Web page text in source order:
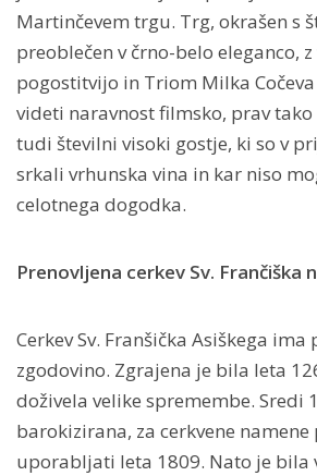
Martinčevem trgu. Trg, okrašen s
preoblečen v črno-belo eleganco,
pogostitvijo in Triom Milka
videti naravnost filmsko, prav
tudi številni visoki gostje, ki so v
srkali vrhunska vina in kar niso
celotnega dogodka.
Prenovljena cerkev Sv. Frančiška
Cerkev Sv. Franšička Asiškega
zgodovino. Zgrajena je bila leta
doživela velike spremembe. Sredi
barokizirana, za cerkvene
uporabljati leta 1809. Nato je bila